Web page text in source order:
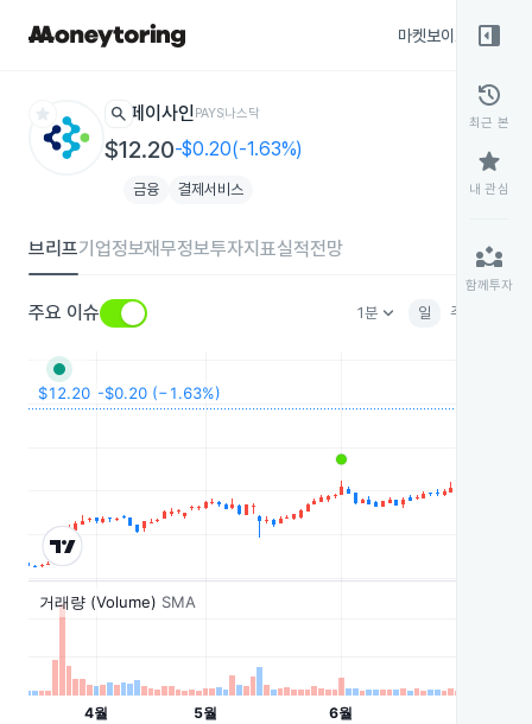
마켓보이스
star search 페이사인PAYS나스닥
$12.20-$0.20(-1.63%)
금융 결제서비스
브리프기업정보재무정보투자지표실적전망
주요 이슈 1분keyboard_arrow_down 일 주
right_panel_open
history
최근 본
star
내 관심
partner_exchange
함께투자